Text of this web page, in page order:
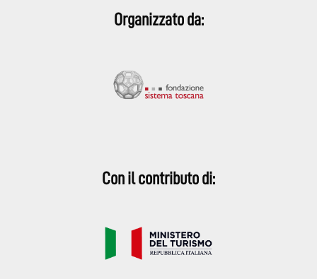
Organizzato da:
Con il contributo di: